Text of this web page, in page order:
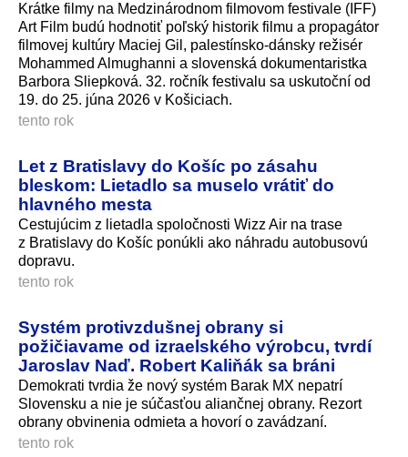
Krátke filmy na Medzinárodnom filmovom festivale (IFF)
Art Film budú hodnotiť poľský historik filmu a propagátor
filmovej kultúry Maciej Gil, palestínsko-dánsky režisér
Mohammed Almughanni a slovenská dokumentaristka
Barbora Sliepková. 32. ročník festivalu sa uskutoční od
19. do 25. júna 2026 v Košiciach.
tento rok
Let z Bratislavy do Košíc po zásahu
bleskom: Lietadlo sa muselo vrátiť do
hlavného mesta
Cestujúcim z lietadla spoločnosti Wizz Air na trase
z Bratislavy do Košíc ponúkli ako náhradu autobusovú
dopravu.
tento rok
Systém protivzdušnej obrany si
požičiavame od izraelského výrobcu, tvrdí
Jaroslav Naď. Robert Kaliňák sa bráni
Demokrati tvrdia že nový systém Barak MX nepatrí
Slovensku a nie je súčasťou aliančnej obrany. Rezort
obrany obvinenia odmieta a hovorí o zavádzaní.
tento rok